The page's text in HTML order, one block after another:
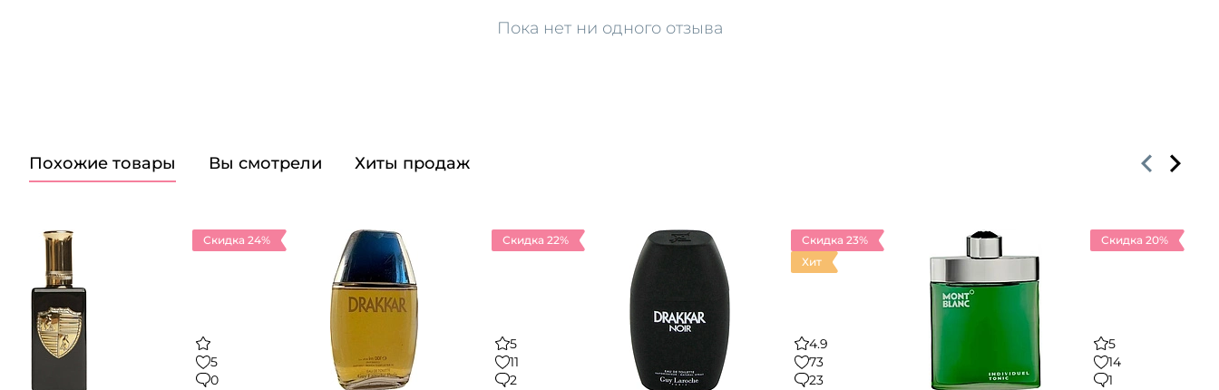
Пока нет ни одного отзыва
Похожие товары Вы смотрели Хиты продаж
Скидка 24%
5
0
Скидка 22%
5
11
2
Скидка 23%
Хит
4.9
73
23
Скидка 20%
5
14
1